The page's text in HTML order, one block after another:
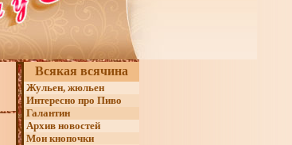
Всякая всячина
Жульен, жюльен
Интересно про Пиво
Галантин
Архив новостей
Мои кнопочки